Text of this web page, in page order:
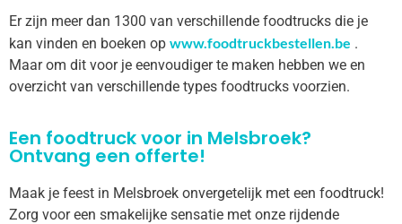
Er zijn meer dan 1300 van verschillende foodtrucks die je
kan vinden en boeken op www.foodtruckbestellen.be .
Maar om dit voor je eenvoudiger te maken hebben we en
overzicht van verschillende types foodtrucks voorzien.
Een foodtruck voor in Melsbroek?
Ontvang een offerte!
Maak je feest in Melsbroek onvergetelijk met een foodtruck!
Zorg voor een smakelijke sensatie met onze rijdende